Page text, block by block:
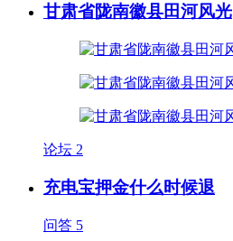
甘肃省陇南徽县田河风光
论坛 2
充电宝押金什么时候退
问答 5